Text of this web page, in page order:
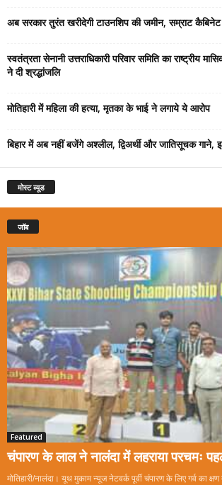
अब सरकार तुरंत खरीदेगी टाउनशिप की जमीन, सम्राट
स्वतंत्रता सेनानी उत्तराधिकारी परिवार समिति का राष्ट्रीय
ने दी श्रद्धांजलि
मोतिहारी में महिला की हत्या, मृतका के भाई ने लगाये ये आरोप
बिहार में अब नहीं बजेंगे अश्लील, द्विअर्थी और जातिसूचक गाने,
मोस्ट व्यूड
जॉब
Featured
चंपारण के लाल ने नालंदा में लहराया परचमः
मोतिहारी/नालंदा। यूथ मुकाम न्यूज नेटवर्क पूर्वी चंपारण के लिए गर्व का